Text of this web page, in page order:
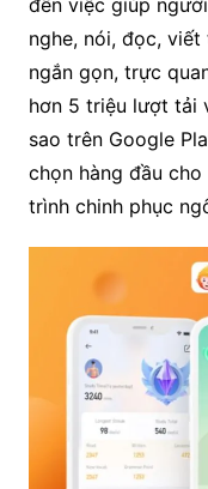
đến việc giúp
nghe, nói, đọc,
ngắn gọn, trực
hơn 5 triệu lượt tải
sao trên Google
chọn hàng đầu
trình chinh phục